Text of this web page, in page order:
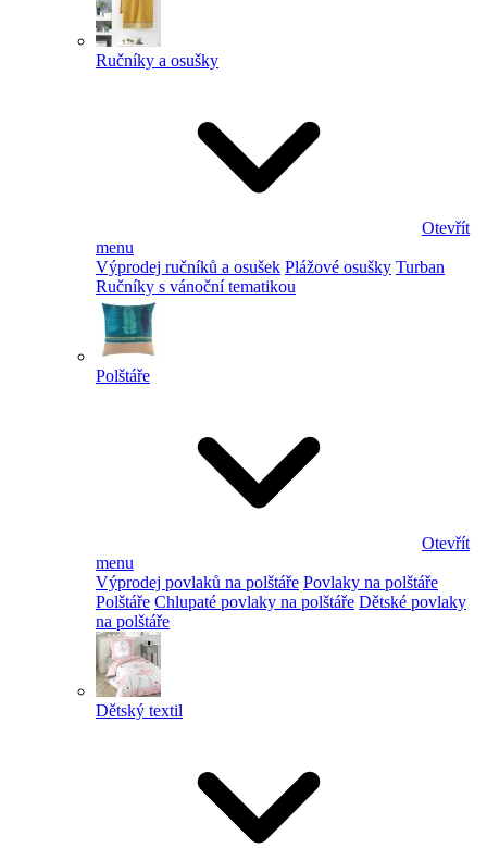
Ručníky a osušky
Otevřít
menu
Výprodej ručníků a osušek Plážové osušky Turban
Ručníky s vánoční tematikou
Polštáře
Otevřít
menu
Výprodej povlaků na polštáře Povlaky na polštáře
Polštáře Chlupaté povlaky na polštáře Dětské povlaky
na polštáře
Dětský textil